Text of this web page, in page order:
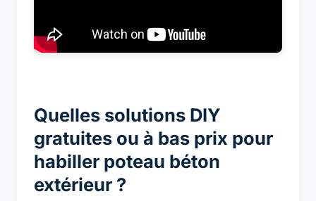
Quelles solutions DIY
gratuites ou à bas prix pour
habiller poteau béton
extérieur ?